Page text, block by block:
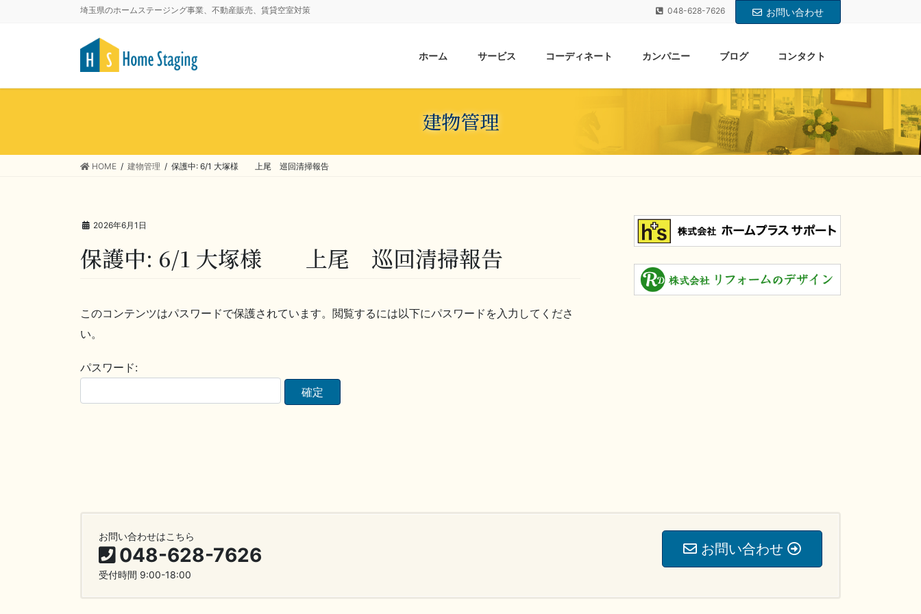
埼玉県のホームステージング事業、不動産販売、賃貸空室対策 048-628-7626 お問い合わせ
ホーム サービス コーディネート カンパニー ブログ コンタクト
建物管理
HOME 建物管理 保護中: 6/1 大塚様 上尾 巡回清掃報告
2026年6月1日
保護中: 6/1 大塚様 上尾 巡回清掃報告
このコンテンツはパスワードで保護されています。閲覧するには以下にパスワードを入力してくださ
い。
パスワード:
お問い合わせはこちら
048-628-7626
受付時間 9:00-18:00
お問い合わせ